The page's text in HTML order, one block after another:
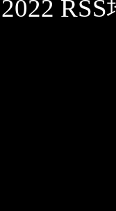
2022